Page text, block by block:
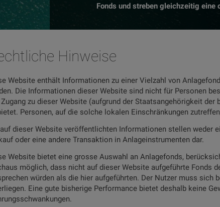
Fonds und streben gleichzeitig
Hinweise
Website enthält Informationen zu einer Vielzahl von
Die Informationen dieser Website sind nicht für Personen
zu dieser Website (aufgrund der Staatsangehörigkeit
Personen, auf die solche lokalen Einschränkungen
dieser Website veröffentlichten Informationen stellen weder
oder eine andere Transaktion in Anlageinstrumenten dar.
Website bietet eine grosse Auswahl an Anlagefonds,
möglich, dass nicht auf dieser Website aufgeführte Fonds
würden als die hier aufgeführten. Der Nutzer muss
Eine gute bisherige Performance bietet deshalb keine